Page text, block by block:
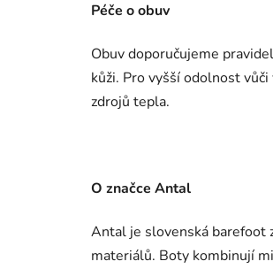
Péče o obuv
Obuv doporučujeme
kůži. Pro vyšší odolnost
zdrojů tepla.
O značce Antal
Antal je slovenská barefoot
materiálů. Boty kombinují